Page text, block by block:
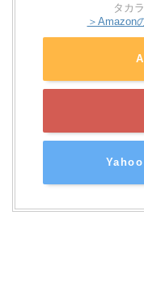
タカ
＞Amazon
Yahoo